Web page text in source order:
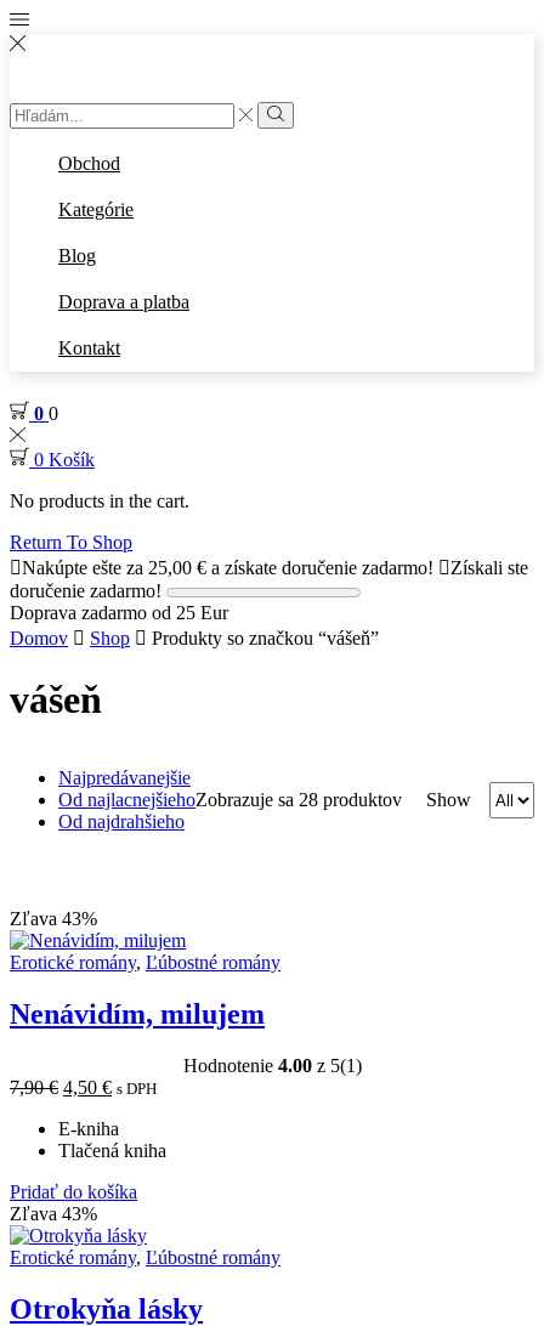
Obchod
Kategórie
Blog
Doprava a platba
Kontakt
0 0
0 Košík
No products in the cart.
Return To Shop
Nakúpte ešte za 25,00 € a získate doručenie zadarmo!
Získali ste
doručenie zadarmo!
Doprava zadarmo od 25 Eur
Domov
Shop Produkty so značkou “vášeň”
vášeň
Najpredávanejšie
Od najlacnejšieho
Od najdrahšieho
Zobrazuje sa 28 produktov Show
Zľava 43%
Erotické romány, Ľúbostné romány
Nenávidím, milujem
Hodnotenie 4.00z 5(1)
7,90€ 4,50 € s DPH
E-kniha
Tlačená kniha
Pridať do košíka
Zľava 43%
Erotické romány, Ľúbostné romány
Otrokyňa lásky